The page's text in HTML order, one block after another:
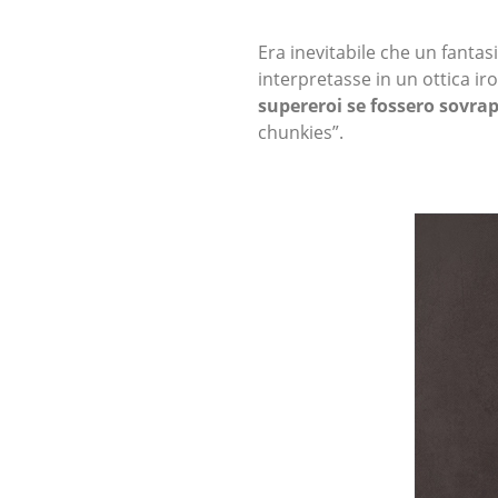
Era inevitabile che un
interpretasse in un ottica
supereroi se fossero
chunkies”.